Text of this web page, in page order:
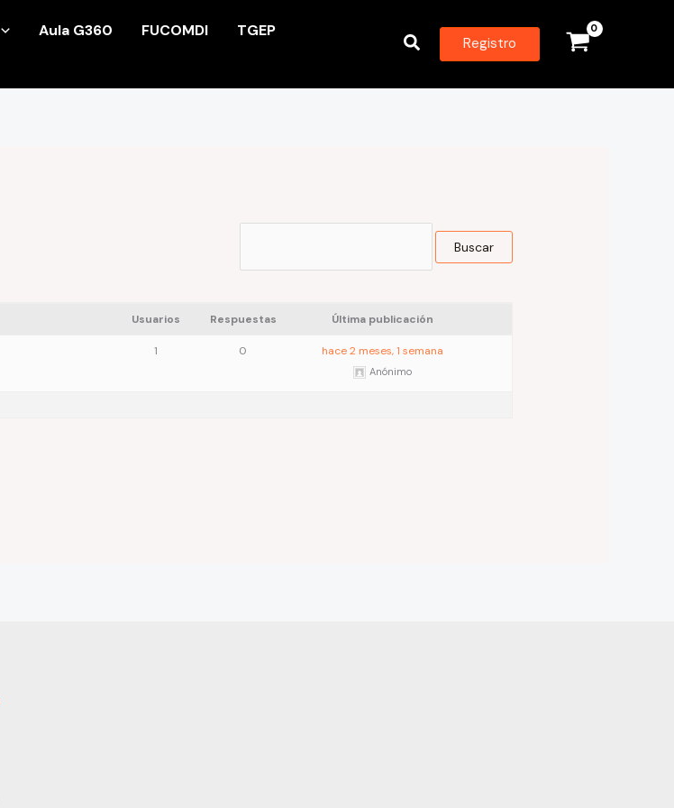
Aula G360 FUCOMDI
TGEP
Buscar Registro
Usuarios Respuestas Última publicación
1 0 hace 2 meses, 1 semana
Anónimo